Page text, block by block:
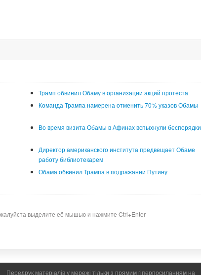
Трамп обвинил Обаму в организации акций протеста
Команда Трампа намерена отменить 70% указов Обамы
Во время визита Обамы в Афинах вспыхнули беспорядки
Директор американского института предвещает Обаме
работу библиотекарем
Обама обвинил Трампа в подражании Путину
выделите её мышью и нажмите Ctrl+Enter
Передрук матеріалів у мережі тільки з прямим гіперпосиланням на